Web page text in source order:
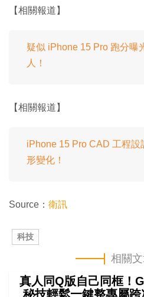
【相關報道】
疑似 iPhone 15 Pro 跑分曝
人！
【相關報道】
iPhone 15 Pro CAD 工程
形變化！
Source： 衛訊
科技
相關
真人同Q版自己同框！
秘技輕鬆一鍵整專屬